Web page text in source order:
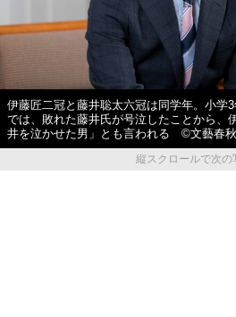
伊藤匠二冠と藤井聡太六冠は同学年。小学
では、敗れた藤井氏が号泣したことから、
井を泣かせた男」とも言われる ©文藝春秋
縦スクロールで次の